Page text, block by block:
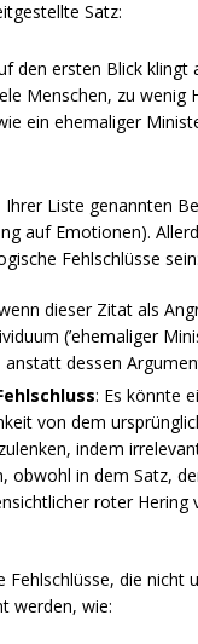
Satz:
den ersten Blick klingt
Menschen, zu wenig
ein ehemaliger
Liste genannten
auf Emotionen).
Fehlschlüsse sein:
dieser Zitat als
(’ehemaliger
dessen
: Es könnte
von dem
indem
obwohl in dem Satz,
roter Hering
Fehlschlüsse, die nicht
werden, wie: